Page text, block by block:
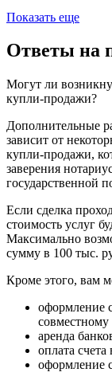
Показать еще
Ответы на
Могут ли
купли-продажи?
Дополнительные
зависит от
купли-продажи,
заверения
государственной
Если сделка
стоимость услуг
Максимально
сумму в 100 тыс.
Кроме этого, вам
оформление
аренда
оплата
оформление